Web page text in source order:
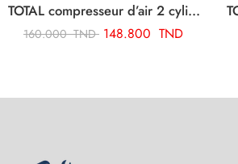
TOTAL compresseur d’air 2 cylindre TTAC2506
160.000TND 148.800 TND